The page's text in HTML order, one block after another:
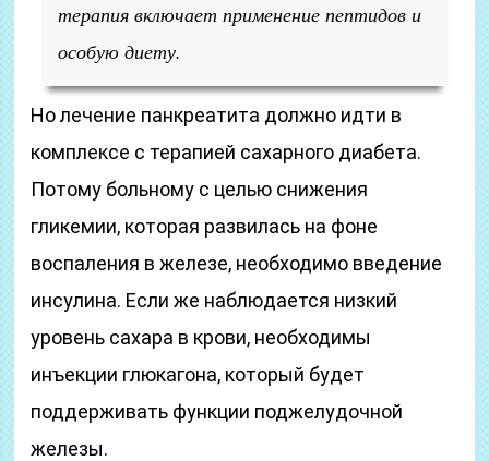
терапия включает применение пептидов и
особую диету.
Но лечение панкреатита должно идти в
комплексе с терапией сахарного диабета.
Потому больному с целью снижения
гликемии, которая развилась на фоне
воспаления в железе, необходимо введение
инсулина. Если же наблюдается низкий
уровень сахара в крови, необходимы
инъекции глюкагона, который будет
поддерживать функции поджелудочной
железы.